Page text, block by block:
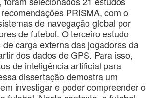
PRISMA, com o
de navegação global por
de futebol. O terceiro estudo
carga externa das jogadoras da
dos dados de GPS. Para isso,
de inteligência artificial para
dissertação demostra um
investigar e poder compreender o